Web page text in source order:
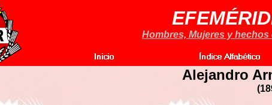
Hombres, Mujeres y
Alejandro